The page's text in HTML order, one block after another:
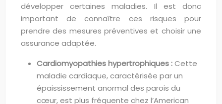
développer certaines maladies. Il est donc
important de connaître ces risques pour
prendre des mesures préventives et choisir une
assurance adaptée.
Cardiomyopathies hypertrophiques :Cette
maladie cardiaque, caractérisée par un
épaississement anormal des parois du
cœur, est plus fréquente chez l’American